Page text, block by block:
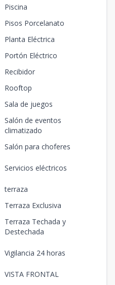
Piscina
Pisos Porcelanato
Planta Eléctrica
Portón Eléctrico
Recibidor
Rooftop
Sala de juegos
Salón de eventos
climatizado
Salón para choferes
Servicios eléctricos
terraza
Terraza Exclusiva
Terraza Techada y
Destechada
Vigilancia 24 horas
VISTA FRONTAL